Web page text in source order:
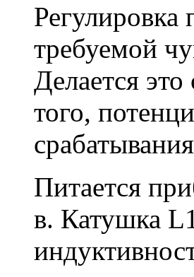
Регулировка
требуемой
Делается
того,
Питается
в. Катушка